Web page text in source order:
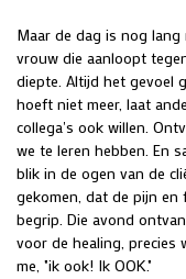
Maar de dag is nog
vrouw die aanloopt
diepte. Altijd het gevoel
hoeft niet meer, laat
collega's ook willen.
we te leren hebben. En
blik in de ogen van de
gekomen, dat de pijn
begrip. Die avond
voor de healing, precies
me, "ik ook! Ik OOK."